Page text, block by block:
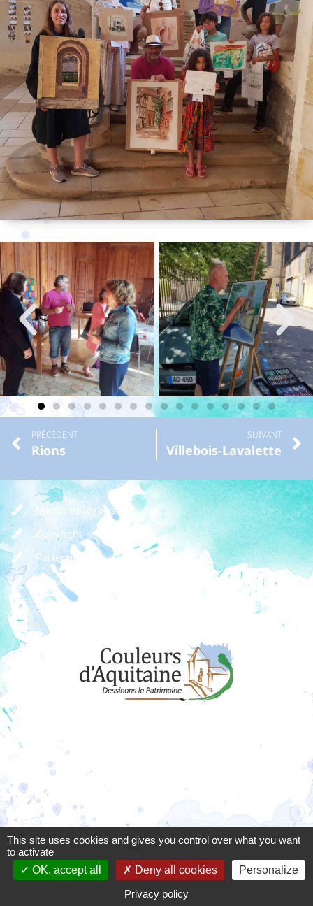
PRÉCÉDENT
Rions
SUIVANT
Villebois-Lavalette
Mentions légales
Copyright
Partenaires
Dossier de presse
Règlement des concours
Résidence La Clairière 1 - 10 rue Ney - 33200 Bordeaux
06 08 52 69 60
associationcouleursdaquitaine @gmail.com
This site uses cookies and gives you control over what you want
to activate
OK, accept all
Deny all cookies
Personalize
Privacy policy